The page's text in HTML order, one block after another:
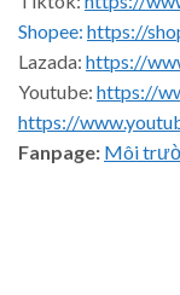
Shopee: https://
Lazada: https://
Youtube: https://
https://
Fanpage: Môi